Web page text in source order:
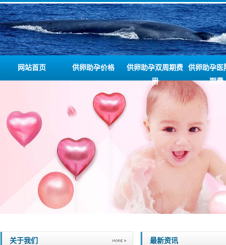
网站首页 供卵助孕价格
供卵助孕双周期费
用
供卵助孕医
期费
关于我们 最新资讯